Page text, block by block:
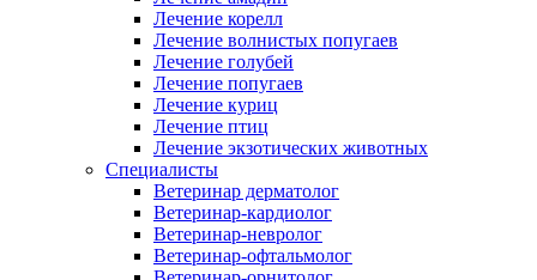
Лечение корелл
Лечение волнистых попугаев
Лечение голубей
Лечение попугаев
Лечение куриц
Лечение птиц
Лечение экзотических животных
Специалисты
Ветеринар дерматолог
Ветеринар-кардиолог
Ветеринар-невролог
Ветеринар-офтальмолог